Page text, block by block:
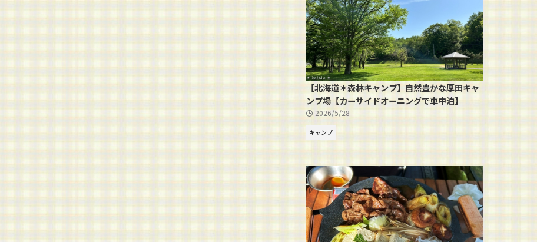
【北海道＊森林キャンプ】自然豊かな厚田キャ
ンプ場【カーサイドオーニングで車中泊】
2026/5/28
キャンプ